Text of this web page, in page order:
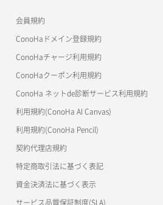
サーバー操作（起動/停止/再起動/強制停止）
サーバー設定切替
サーバー詳細一覧取得
サーバー詳細取得
ポートアタッチ
ポートデタッチ
ロードバランサー追加
ConoHa for GAME
OpenStack CLI
Terraform
s3cmd
公開API(ConoHa VPS Ver.2.0)
会員規約
ConoHaドメイン登録規約
ConoHaチャージ利用規約
ConoHaクーポン利用規約
ConoHa ネットde診断サービス利用規約
利用規約(ConoHa AI Canvas)
利用規約(ConoHa Pencil)
契約代理店規約
特定商取引法に基づく表記
資金決済法に基づく表示
サービス品質保証制度(SLA)